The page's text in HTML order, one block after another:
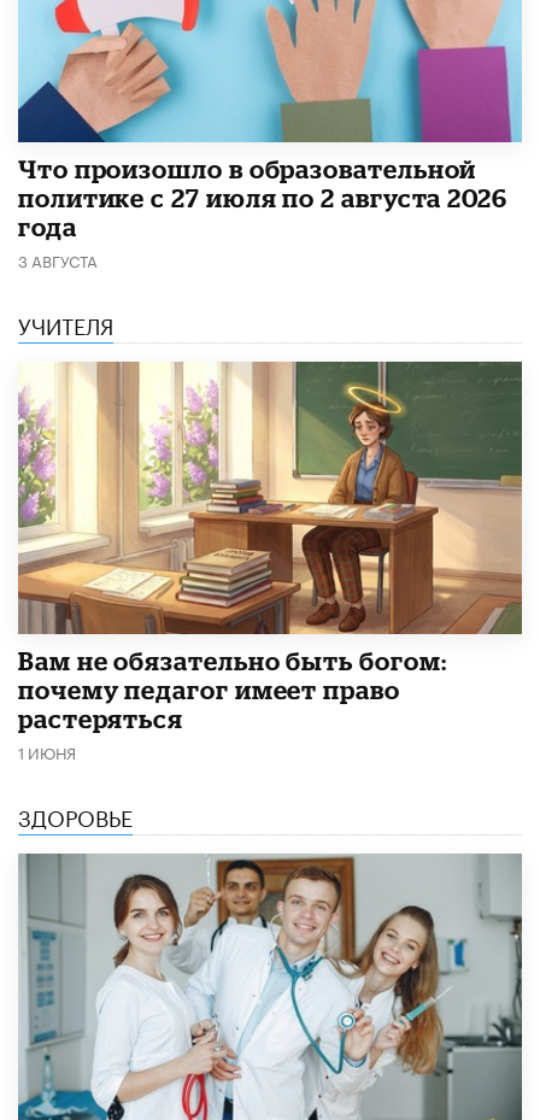
​Что произошло в образовательной
политике с 27 июля по 2 августа 2026
года
3 АВГУСТА
УЧИТЕЛЯ
​Вам не обязательно быть богом:
почему педагог имеет право
растеряться
1 ИЮНЯ
ЗДОРОВЬЕ